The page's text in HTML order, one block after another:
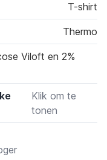
T-shirt
Thermo
Viloft en 2%
Klik om te
tonen